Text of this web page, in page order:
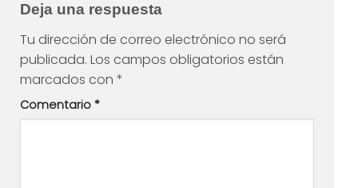
Deja una respuesta
Tu dirección de correo electrónico no será
publicada. Los campos obligatorios están
marcados con *
Comentario *